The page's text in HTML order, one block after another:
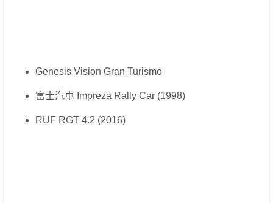
Genesis Vision Gran Turismo
富士汽車 Impreza Rally Car (1998)
RUF RGT 4.2 (2016)